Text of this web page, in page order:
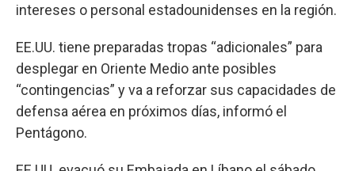
intereses o personal estadounidenses en la región.
EE.UU. tiene preparadas tropas “adicionales” para
desplegar en Oriente Medio ante posibles
“contingencias” y va a reforzar sus capacidades de
defensa aérea en próximos días, informó el
Pentágono.